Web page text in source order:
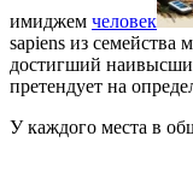
имиджем человек
sapiens из
достигший
претендует на
У каждого места в